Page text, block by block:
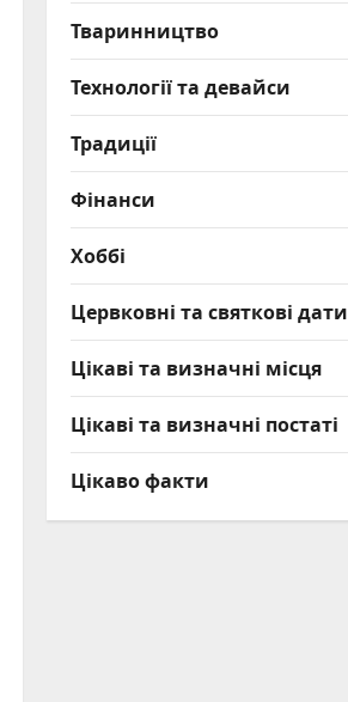
Тваринництво
Технології та девайси
Традиції
Фінанси
Хоббі
Цервковні та святкові дати
Цікаві та визначні місця
Цікаві та визначні постаті
Цікаво факти